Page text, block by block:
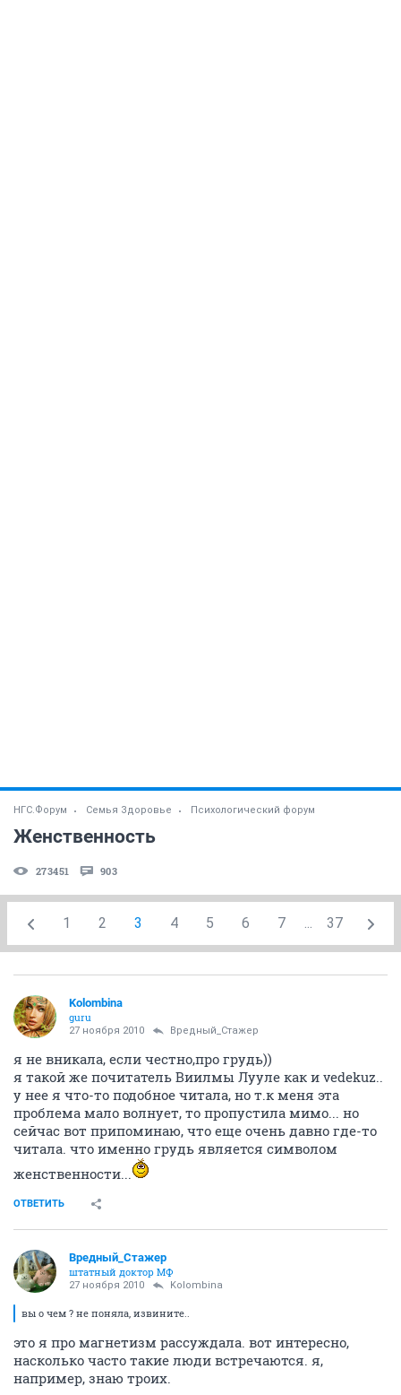
НГС.Форум Семья Здоровье Психологический форум
Женственность
273451 903
1 2 3 4 5 6 7 ... 37
Kolombina
guru
27 ноября 2010 Вредный_Стажер
я не вникала, если честно,про грудь))
я такой же почитатель Виилмы Лууле как и vedekuz..
у нее я что-то подобное читала, но т.к меня эта
проблема мало волнует, то пропустила мимо... но
сейчас вот припоминаю, что еще очень давно где-то
читала. что именно грудь является символом
женственности...
ОТВЕТИТЬ
Вредный_Стажер
штатный доктор МФ
27 ноября 2010 Kolombina
вы о чем ? не поняла, извините..
это я про магнетизм рассуждала. вот интересно,
насколько часто такие люди встречаются. я,
например, знаю троих.